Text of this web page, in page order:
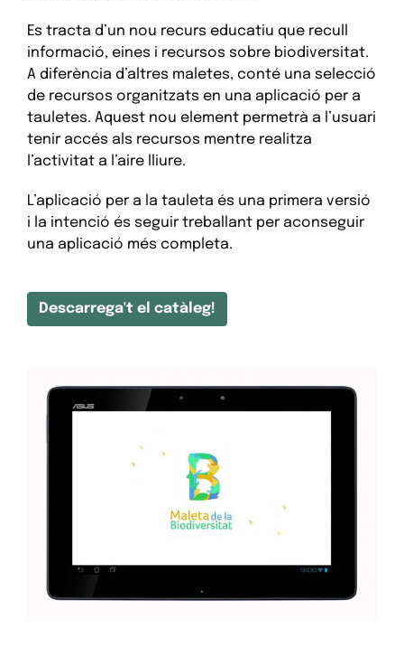
Es tracta d’un nou recurs educatiu que recull
informació, eines i recursos sobre biodiversitat.
A diferència d’altres maletes, conté una selecció
de recursos organitzats en una aplicació per a
tauletes. Aquest nou element permetrà a l’usuari
tenir accés als recursos mentre realitza
l’activitat a l’aire lliure.
L’aplicació per a la tauleta és una primera versió
i la intenció és seguir treballant per aconseguir
una aplicació més completa.
Descarrega't el catàleg!